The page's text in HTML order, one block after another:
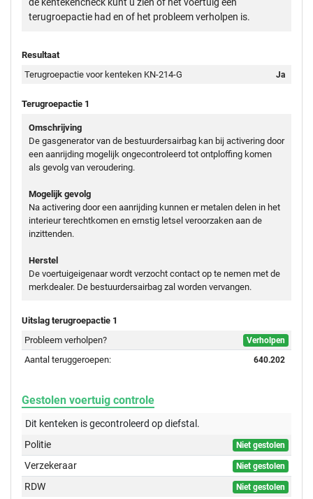
de kentekencheck kunt u zien of het voertuig een
terugroepactie had en of het probleem verholpen is.
Resultaat
Terugroepactie voor kenteken KN-214-G
Ja
Terugroepactie 1
Omschrijving
De gasgenerator van de bestuurdersairbag kan bij activering door
een aanrijding mogelijk ongecontroleerd tot ontploffing komen
als gevolg van veroudering.
Mogelijk gevolg
Na activering door een aanrijding kunnen er metalen delen in het
interieur terechtkomen en ernstig letsel veroorzaken aan de
inzittenden.
Herstel
De voertuigeigenaar wordt verzocht contact op te nemen met de
merkdealer. De bestuurdersairbag zal worden vervangen.
Uitslag terugroepactie 1
Probleem verholpen?
Verholpen
Aantal teruggeroepen: 640.202
Gestolen voertuig controle
Dit kenteken is gecontroleerd opdiefstal.
Politie
Niet gestolen
Verzekeraar Niet gestolen
RDW Niet gestolen